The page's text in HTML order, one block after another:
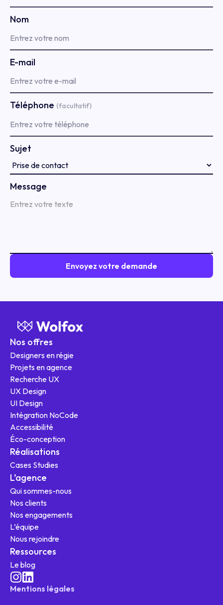
Nom
E-mail
Téléphone (facultatif)
Sujet
Message
Nos offres
Designers en régie
Projets en agence
Recherche UX
UX Design
UI Design
Intégration NoCode
Accessibilité
Éco-conception
Réalisations
Cases Studies
L’agence
Qui sommes-nous
Nos clients
Nos engagements
L’équipe
Nous rejoindre
Ressources
Le blog
Mentions légales
Nos offres
L'agence
Ressources